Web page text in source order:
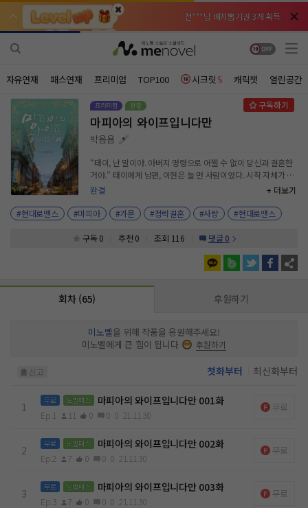
천***님 배지뽑기권 3개 획득
천***님 배지뽑기권 3개 획득
메**님 체험권 3일 획득
메**님 체험권 3일 획득
주**님 일반뽑기권 2개 획득
주**님 일반뽑기권 2개 획득
베**님 노벨패스
베**님 노벨패스
갈***님 후원10코인 획득
갈***님 후원10코인 획득
인*님 레어뽑기권 1개 획득
인*님 레어뽑기권 1개 획득
자유연재 패스연재 프리미엄 TOP100 시크릿 캐릭챗 열린공간
마피아의 와이프입니다만
박욤욤
완결
“태이, 난 말이야. 아버지 명령으로 어쩔 수 없이 당신과 결혼한
거야.” 태이에게 남편, 이현은 늘 먼 사람이었다. 시작 자체가 마
피아 가문인 베르도의 한국 진출을 위한 정략결혼이었고, 아무
와 함께 살고 있었다. 그러던 어느 날, 모든 걸 놓고 싶어졌다가
겨우 다잡은 태이의 모습에 늘 외면하던 남편이 흔들리기 시작하
고, 제대로 된 결혼 생활을 하고자 나서면서 어그러진 듯 잘 돌아
요?” “….” “내가 당신을 싫어한다고, 누가 그러던가요.”
+ 더보기
#현대로맨스
#마피아 #가문 #정략결혼 #사랑 #현대로맨스
구독 0 추천 0 조회 116 댓글 0
회차 (65) 후원하기
미노벨을 위해 작품을 응원해주세요!
미노벨에게 큰 힘이 됩니다
후원하기
신고 첫화부터 최신화부터
1
무료 노벨패스 마피아의 와이프입니다만 001화
Ep.1 11 0 0 0 21.11.30
무료
2
무료 노벨패스 마피아의 와이프입니다만 002화
Ep.2 7 0 0 0 21.11.30
무료
3
무료 노벨패스 마피아의 와이프입니다만 003화
Ep.3 7 0 0 0 21.11.30
무료